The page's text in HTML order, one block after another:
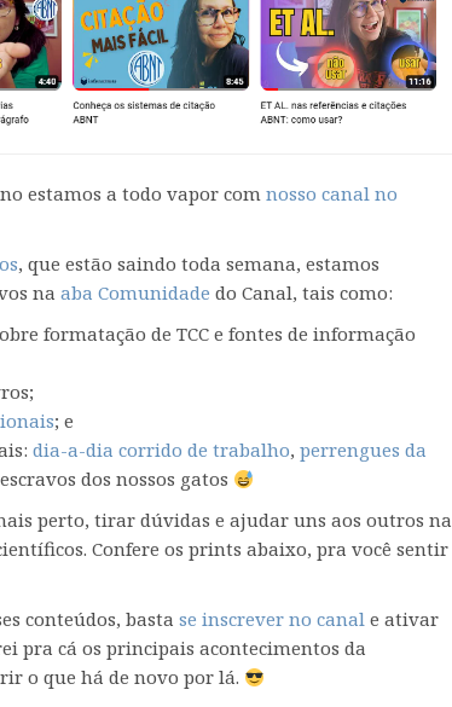
estamos a todo vapor com nosso canal no
, que estão saindo toda semana, estamos
na aba Comunidade do Canal, tais como:
formatação de TCC e fontes de informação
; e
dia-a-dia corrido de trabalho, perrengues da
dos nossos gatos
perto, tirar dúvidas e ajudar uns aos outros na
Confere os prints abaixo, pra você sentir
conteúdos, basta se inscrever no canal e ativar
pra cá os principais acontecimentos da
o que há de novo por lá.